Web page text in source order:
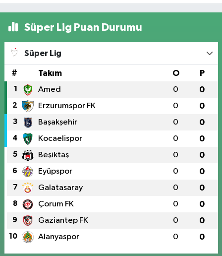
Numaraları Belli Oldu
Süper Lig Puan Durumu
Süper Lig
# Takım O P
1 Amed 0 0
2 Erzurumspor FK 0 0
3 Başakşehir 0 0
4 Kocaelispor 0 0
5 Beşiktaş 0 0
6 Eyüpspor 0 0
7 Galatasaray 0 0
8 Çorum FK 0 0
9 Gaziantep FK 0 0
10 Alanyaspor 0 0